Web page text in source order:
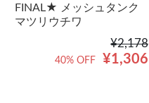
FINAL★ メッシュタンク
マツリウチワ
¥2,178
¥1,306
40% OFF